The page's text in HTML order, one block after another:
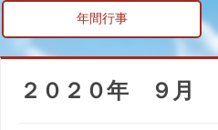
年間行事
２０２０年 ９月